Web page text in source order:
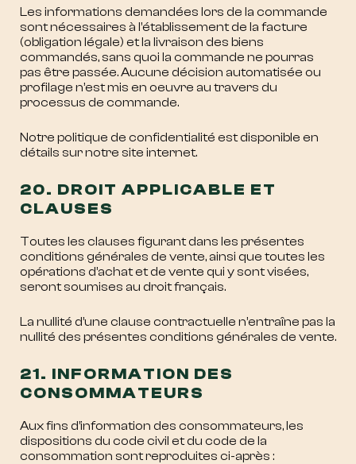
Les informations demandées lors de la commande
sont nécessaires à l’établissement de la facture
(obligation légale) et la livraison des biens
commandés, sans quoi la commande ne pourras
pas être passée. Aucune décision automatisée ou
profilage n’est mis en oeuvre au travers du
processus de commande.
Notre politique de confidentialité est disponible en
détails sur notre site internet.
20. DROIT APPLICABLE ET
CLAUSES
Toutes les clauses figurant dans les présentes
conditions générales de vente, ainsi que toutes les
opérations d’achat et de vente qui y sont visées,
seront soumises au droit français.
La nullité d’une clause contractuelle n’entraîne pas la
nullité des présentes conditions générales de vente.
21. INFORMATION DES
CONSOMMATEURS
Aux fins d’information des consommateurs, les
dispositions du code civil et du code de la
consommation sont reproduites ci-après :